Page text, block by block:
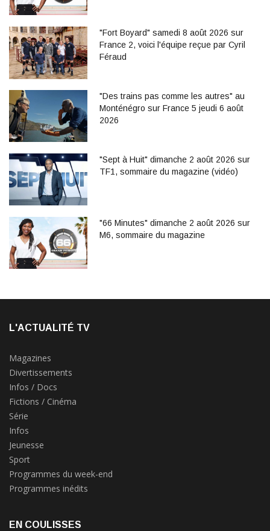
"Fort Boyard" samedi 8 août 2026 sur
France 2, voici l'équipe reçue par Cyril
Féraud
"Des trains pas comme les autres" au
Monténégro sur France 5 jeudi 6 août
2026
"Sept à Huit" dimanche 2 août 2026 sur
TF1, sommaire du magazine (vidéo)
"66 Minutes" dimanche 2 août 2026 sur
M6, sommaire du magazine
L'ACTUALITÉ TV
Magazines
Divertissements
Infos / Docs
Fictions / Cinéma
Série
Infos
Jeunesse
Sport
Programmes du week-end
Programmes inédits
EN COULISSES